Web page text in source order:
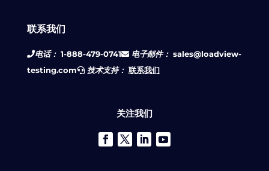
联系我们
电话： 1-888-479-0741 电子邮件： sales@loadview-
testing.com
技术支持： 联系我们
关注我们